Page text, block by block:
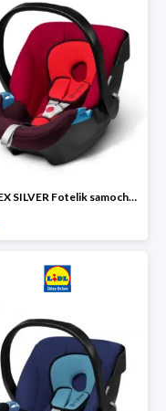
CYBEX SILVER Fotelik samochodowy